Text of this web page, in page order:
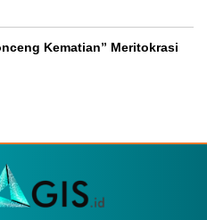
Kematian” Meritokrasi